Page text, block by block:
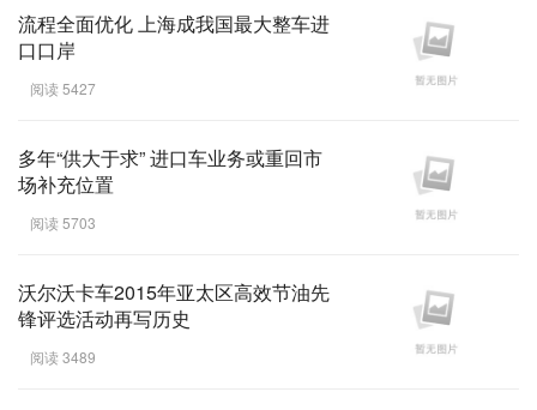
流程全面优化 上海成我国最大整车进
口口岸
阅读 5427
多年“供大于求” 进口车业务或重回市
场补充位置
阅读 5703
沃尔沃卡车2015年亚太区高效节油先
锋评选活动再写历史
阅读 3489